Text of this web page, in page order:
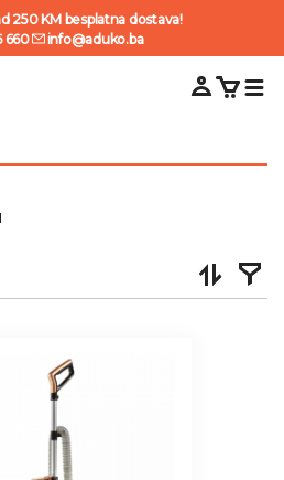
250 KM besplatna dostava!
660
info@aduko.ba